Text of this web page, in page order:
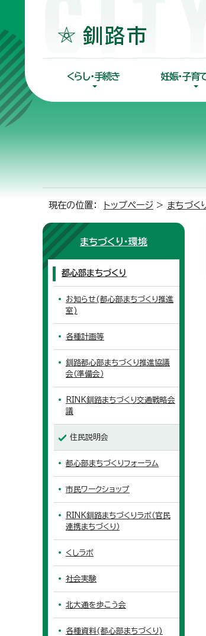
くらし・手続き 妊娠・子育
現在の位置： トップページ > まちづく
まちづくり・環境
都心部まちづくり
お知らせ(都心部まちづくり推進
室)
各種計画等
釧路都心部まちづくり推進協議
会（準備会）
RINK釧路まちづくり交通戦略会
議
住民説明会
都心部まちづくりフォーラム
市民ワークショップ
RINK釧路まちづくりラボ（官民
連携まちづくり）
くしラボ
社会実験
北大通を歩こう会
各種資料(都心部まちづくり)